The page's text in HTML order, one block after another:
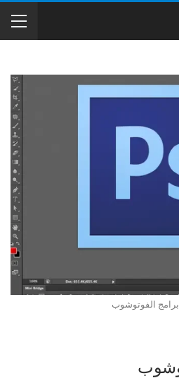
الفوتوشوب